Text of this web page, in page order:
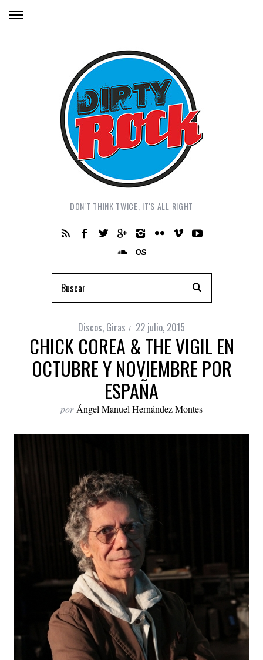
DON'T THINK TWICE, IT'S ALL RIGHT
Discos, Giras 22 julio, 2015
CHICK COREA & THE VIGIL EN
OCTUBRE Y NOVIEMBRE POR
ESPAÑA
por Ángel Manuel Hernández Montes